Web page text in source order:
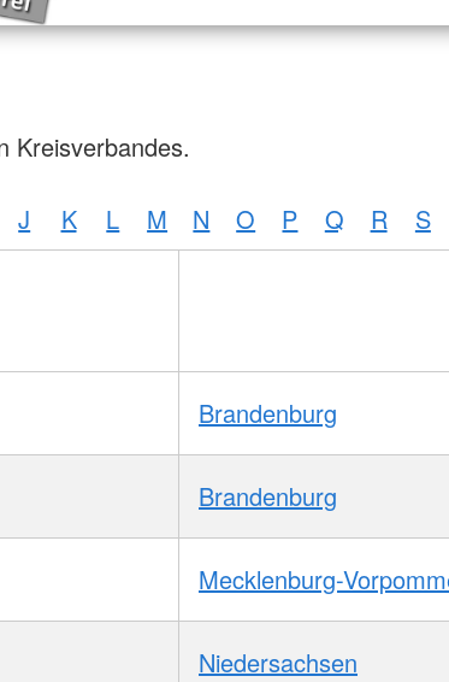
Kreisverbandes.
J K L M N O P Q R S
Brandenburg
Brandenburg
Mecklenburg-
Niedersachsen